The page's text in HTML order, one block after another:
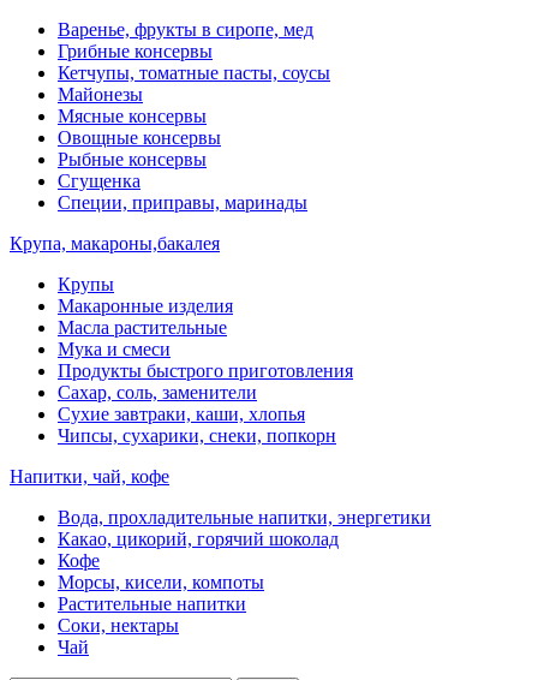
Варенье, фрукты в сиропе, мед
Грибные консервы
Кетчупы, томатные пасты, соусы
Майонезы
Мясные консервы
Овощные консервы
Рыбные консервы
Сгущенка
Специи, приправы, маринады
Крупа, макароны,бакалея
Крупы
Макаронные изделия
Масла растительные
Мука и смеси
Продукты быстрого приготовления
Сахар, соль, заменители
Сухие завтраки, каши, хлопья
Чипсы, сухарики, снеки, попкорн
Напитки, чай, кофе
Вода, прохладительные напитки, энергетики
Какао, цикорий, горячий шоколад
Кофе
Морсы, кисели, компоты
Растительные напитки
Соки, нектары
Чай